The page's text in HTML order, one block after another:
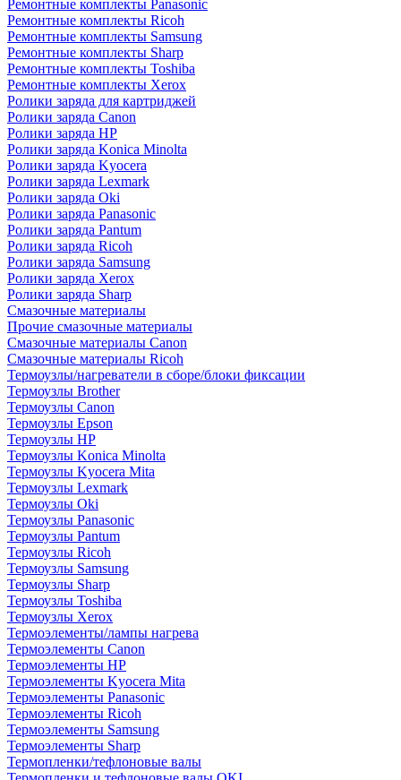
Ремонтные комплекты Panasonic
Ремонтные комплекты Ricoh
Ремонтные комплекты Samsung
Ремонтные комплекты Sharp
Ремонтные комплекты Toshiba
Ремонтные комплекты Xerox
Ролики заряда для картриджей
Ролики заряда Canon
Ролики заряда HP
Ролики заряда Konica Minolta
Ролики заряда Kyocera
Ролики заряда Lexmark
Ролики заряда Oki
Ролики заряда Panasonic
Ролики заряда Pantum
Ролики заряда Ricoh
Ролики заряда Samsung
Ролики заряда Xerox
Ролики заряда Sharp
Смазочные материалы
Прочие смазочные материалы
Смазочные материалы Canon
Смазочные материалы Ricoh
Термоузлы/нагреватели в сборе/блоки фиксации
Термоузлы Brother
Термоузлы Canon
Термоузлы Epson
Термоузлы HP
Термоузлы Konica Minolta
Термоузлы Kyocera Mita
Термоузлы Lexmark
Термоузлы Oki
Термоузлы Panasonic
Термоузлы Pantum
Термоузлы Ricoh
Термоузлы Samsung
Термоузлы Sharp
Термоузлы Toshiba
Термоузлы Xerox
Термоэлементы/лампы нагрева
Термоэлементы Canon
Термоэлементы HP
Термоэлементы Kyocera Mita
Термоэлементы Panasonic
Термоэлементы Ricoh
Термоэлементы Samsung
Термоэлементы Sharp
Термопленки/тефлоновые валы